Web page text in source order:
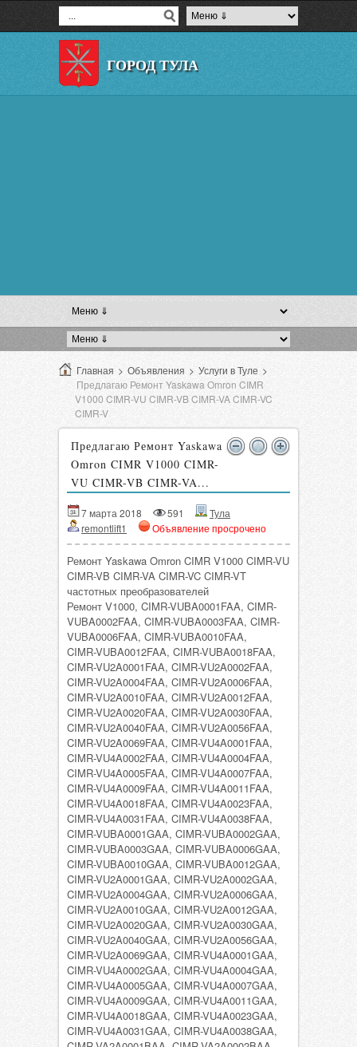
ГОРОД ТУЛА
Главная > Объявления > Услуги в Туле >
Предлагаю Ремонт Yaskawa Omron CIMR
V1000 CIMR-VU CIMR-VB CIMR-VA CIMR-VC
CIMR-V
Предлагаю Ремонт Yaskawa
Omron CIMR V1000 CIMR-
VU CIMR-VB CIMR-VA...
7 марта 2018 591
Тула
remontlift1
Объявление просрочено
Ремонт Yaskawa Omron CIMR V1000 CIMR-VU
CIMR-VB CIMR-VA CIMR-VC CIMR-VT
частотных преобразователей
Ремонт V1000, CIMR-VUBA0001FAA, CIMR-
VUBA0002FAA, CIMR-VUBA0003FAA, CIMR-
VUBA0006FAA, CIMR-VUBA0010FAA,
CIMR-VUBA0012FAA, CIMR-VUBA0018FAA,
CIMR-VU2A0001FAA, CIMR-VU2A0002FAA,
CIMR-VU2A0004FAA, CIMR-VU2A0006FAA,
CIMR-VU2A0010FAA, CIMR-VU2A0012FAA,
CIMR-VU2A0020FAA, CIMR-VU2A0030FAA,
CIMR-VU2A0040FAA, CIMR-VU2A0056FAA,
CIMR-VU2A0069FAA, CIMR-VU4A0001FAA,
CIMR-VU4A0002FAA, CIMR-VU4A0004FAA,
CIMR-VU4A0005FAA, CIMR-VU4A0007FAA,
CIMR-VU4A0009FAA, CIMR-VU4A0011FAA,
CIMR-VU4A0018FAA, CIMR-VU4A0023FAA,
CIMR-VU4A0031FAA, CIMR-VU4A0038FAA,
CIMR-VUBA0001GAA, CIMR-VUBA0002GAA,
CIMR-VUBA0003GAA, CIMR-VUBA0006GAA,
CIMR-VUBA0010GAA, CIMR-VUBA0012GAA,
CIMR-VU2A0001GAA, CIMR-VU2A0002GAA,
CIMR-VU2A0004GAA, CIMR-VU2A0006GAA,
CIMR-VU2A0010GAA, CIMR-VU2A0012GAA,
CIMR-VU2A0020GAA, CIMR-VU2A0030GAA,
CIMR-VU2A0040GAA, CIMR-VU2A0056GAA,
CIMR-VU2A0069GAA, CIMR-VU4A0001GAA,
CIMR-VU4A0002GAA, CIMR-VU4A0004GAA,
CIMR-VU4A0005GAA, CIMR-VU4A0007GAA,
CIMR-VU4A0009GAA, CIMR-VU4A0011GAA,
CIMR-VU4A0018GAA, CIMR-VU4A0023GAA,
CIMR-VU4A0031GAA, CIMR-VU4A0038GAA,